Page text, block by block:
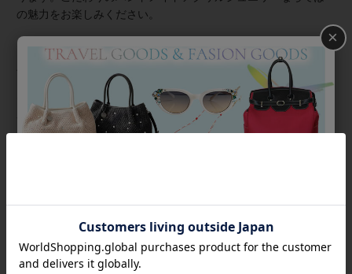
の魅力をお楽しみください。
≪シスカとは≫
上質な樹脂、ポリエステルレジンの特性を活かし、ガラスのよ
うな質感を再現しつつも、軽くてつけやすいことで人気を博し
金属アレルギーの方でも安心してお使いいただけます。
返品について
×